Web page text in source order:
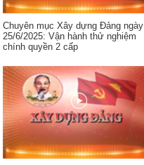
Chuyên mục Xây dựng Đảng ngày
25/6/2025: Vận hành thử nghiệm
chính quyền 2 cấp